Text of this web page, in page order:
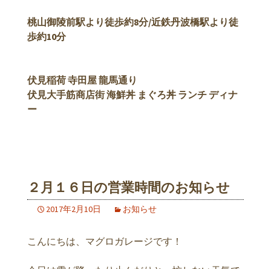
桃山御陵前駅より徒歩約8分/近鉄丹波橋駅より徒
歩約10分
伏見稲荷 寺田屋 龍馬通り
伏見大手筋商店街 海鮮丼 まぐろ丼 ランチ ディナ
ー
２月１６日の営業時間のお知らせ
2017年2月10日 お知らせ
こんにちは、マグロガレージです！